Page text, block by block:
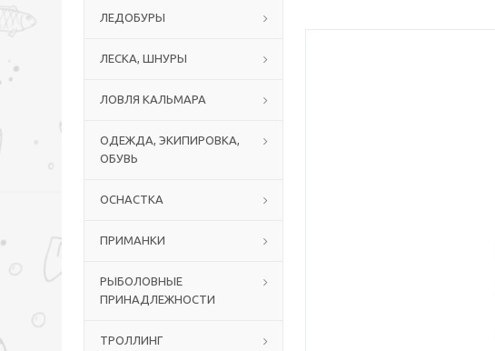
ЛЕДОБУРЫ
ЛЕСКА, ШНУРЫ
ЛОВЛЯ КАЛЬМАРА
ОДЕЖДА, ЭКИПИРОВКА,
ОБУВЬ
ОСНАСТКА
ПРИМАНКИ
РЫБОЛОВНЫЕ
ПРИНАДЛЕЖНОСТИ
ТРОЛЛИНГ